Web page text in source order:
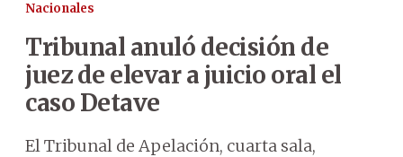
Nacionales
Tribunal anuló decisión de
juez de elevar a juicio oral el
caso Detave
El Tribunal de Apelación, cuarta sala,